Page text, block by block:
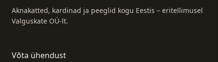
Aknakatted, kardinad ja peeglid kogu Eestis – eritellimusel
Valguskate OÜ-lt.
Võta ühendust